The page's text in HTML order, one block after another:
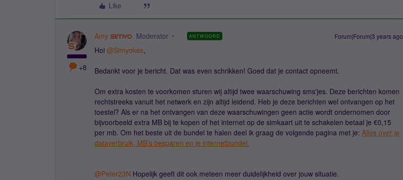
Like
+8
Amy Moderator ANTWOORD Forum|Forum|3 years ago
Hoi @Simyokes,
Bedankt voor je bericht. Dat was even schrikken! Goed dat je contact opneemt.
Om extra kosten te voorkomen sturen wij altijd twee waarschuwing sms'jes. Deze berichten komen
rechtstreeks vanuit het netwerk en zijn altijd leidend. Heb je deze berichten wel ontvangen op het
toestel? Als er na het ontvangen van deze waarschuwingen geen actie wordt ondernomen door
bijvoorbeeld extra MB bij te kopen of het internet op de simkaart uit te schakelen betaal je €0,15
per mb. Om het beste uit de bundel te halen deel ik graag de volgende pagina met je: Alles over je
dataverbruik, MB’s besparen en je internetbundel.
@Peter23N Hopelijk geeft dit ook meteen meer duidelijkheid over jouw situatie.